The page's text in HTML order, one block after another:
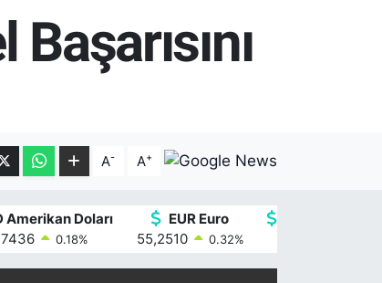
A- A+
Amerikan Doları
0.18%
EUR Euro
55,2510
0.32%